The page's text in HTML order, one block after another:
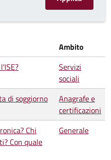
Ambito
Servizi
sociali
di soggiorno
Anagrafe e
certificazioni
Chi
Con quale
Generale